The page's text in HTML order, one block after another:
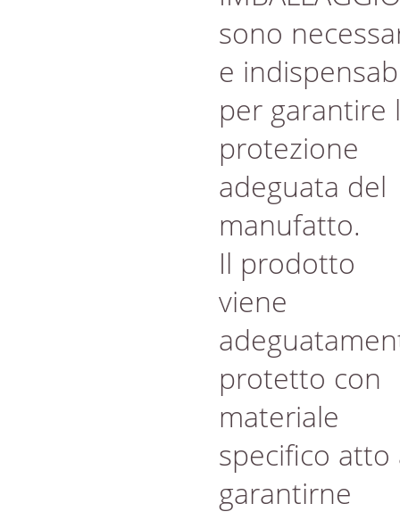
sono
e
per garantire
protezione
adeguata del
manufatto.
Il prodotto
viene
protetto con
materiale
specifico atto
garantirne